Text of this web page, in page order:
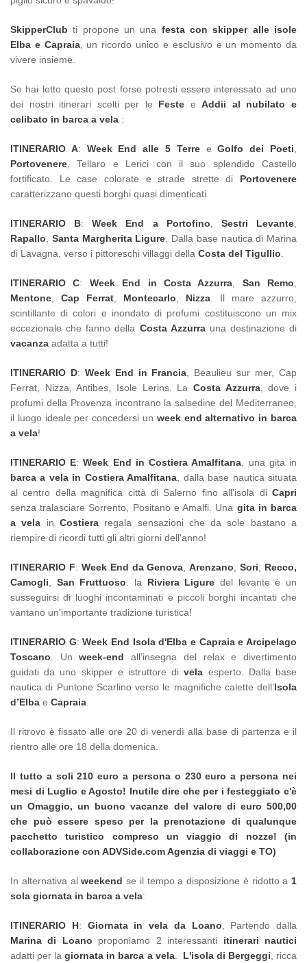
SkipperClub ti propone un una festa con skipper alle isole
Elba e Capraia, un ricordo unico e esclusivo e un momento da
vivere insieme.
Se hai letto questo post forse potresti essere interessato ad uno
dei nostri itinerari scelti per le Feste eAddii al nubilato e
celibato in barca a vela :
ITINERARIO A: Week End alle 5 TerreeGolfo dei Poeti
Portovenere , Tellaro e Lerici con il suo splendido Castello
fortificato. Le case colorate e strade strette di Portovenere
caratterizzano questi borghi quasi dimenticati.
ITINERARIO B:Week End a Portofino Sestri Levante
Rapallo
Santa Margherita Ligure . Dalla base nautica di Marina
di Lavagna, verso i pittoreschi villaggi della Costa del Tigullio
ITINERARIO C: Week End in Costa Azzurra San Remo
Mentone
Cap Ferrat Montecarlo Nizza . Il mare azzurro,
scintillante di colori e inondato di profumi costituiscono un mix
eccezionale che fanno della Costa Azzurrauna destinazione di
vacanza adatta a tutti!
ITINERARIO D: Week End in Francia , Beaulieu sur mer, Cap
Ferrat, Nizza, Antibes, Isole Lerins. La Costa Azzurra, dove i
profumi della Provenza incontrano la salsedine del Mediterraneo,
il luogo ideale per concedersi un week end alternativo in barca
a vela!
ITINERARIO E:Week End in Costiera Amalfitana , una gita in
barca a vela in Costiera Amalfitana , dalla base nautica situata
al centro della magnifica città di Salerno fino all'isola di Capri
senza tralasciare Sorrento, Positano e Amalfi. Una gita in barca
a vela in Costieraregala sensazioni che da sole bastano a
riempire di ricordi tutti gli altri giorni dell'anno!
ITINERARIO F: Week End da Genova ,Arenzano ,Sori
Recco,
Camogli
San Fruttuoso . la Riviera Ligure del levante è un
susseguirsi di luoghi incontaminati e piccoli borghi incantati che
vantano un'importante tradizione turistica!
ITINERARIO G:Week End Isola d'Elba e Capraiae Arcipelago
Toscano . Unweek-end all’insegna del relax e divertimento
guidati da uno skipper e istruttore divela esperto. Dalla base
nautica di Puntone Scarlino verso le magnifiche calette dell’Isola
d’Elba e Capraia
Il ritrovo è fissato alle ore 20 di venerdì alla base di partenza e il
rientro alle ore 18 della domenica.
Il tutto a soli 210 euro a persona o 230 euro a persona nei
mesi di Luglio e Agosto! Inutile dire che per i festeggiato c'è
un Omaggio, un buono vacanze del valore di euro 500,00
che può essere speso per la prenotazione di qualunque
pacchetto turistico compreso un viaggio di nozze! (in
collaborazione con ADVSide.com Agenzia di viaggi e TO)
In alternativa alweekend se il tempo a disposizione è ridotto a 1
sola giornata in barca a vela:
ITINERARIO H: Giornata in vela da Loano , Partendo dalla
Marina di Loano proponiamo 2 interessanti itinerari nautici
adatti per lagiornata in barca a vela. L'isola di Bergeggi , ricca